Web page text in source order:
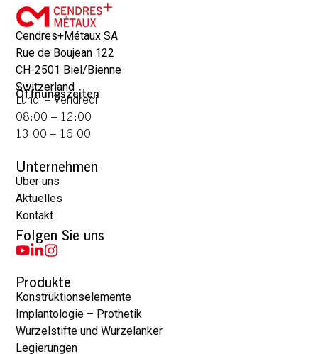
Cendres+Métaux SA
Rue de Boujean 122
CH-2501 Biel/Bienne
Switzerland
Öffnungszeiten
Lundi – Vendredi
08:00 – 12:00
13:00 – 16:00
Unternehmen
Über uns
Aktuelles
Kontakt
Folgen Sie uns
Produkte
Konstruktionselemente
Implantologie – Prothetik
Wurzelstifte und Wurzelanker
Legierungen